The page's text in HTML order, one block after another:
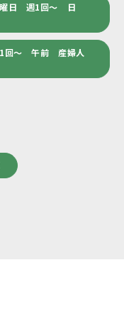
曜日 週1回～ 日
1回～ 午前 産婦人